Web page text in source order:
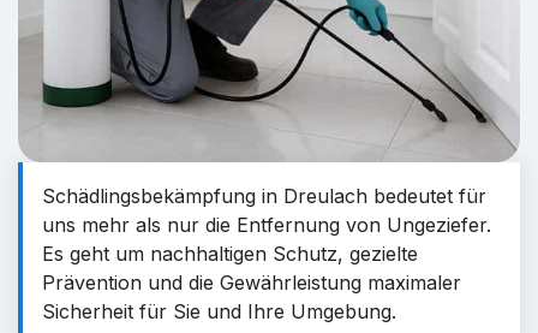
Schädlingsbekämpfung in Dreulach bedeutet für
uns mehr als nur die Entfernung von Ungeziefer.
Es geht um nachhaltigen Schutz, gezielte
Prävention und die Gewährleistung maximaler
Sicherheit für Sie und Ihre Umgebung.